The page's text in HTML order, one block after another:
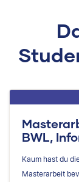
BWL,
Kaum hast du
Masterarbeit